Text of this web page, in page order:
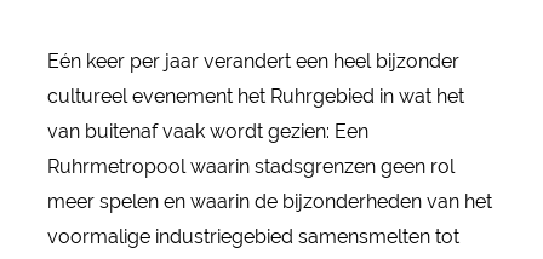
Eén keer per jaar verandert een heel bijzonder
cultureel evenement het Ruhrgebied in wat het
van buitenaf vaak wordt gezien: Een
Ruhrmetropool waarin stadsgrenzen geen rol
meer spelen en waarin de bijzonderheden van het
voormalige industriegebied samensmelten tot